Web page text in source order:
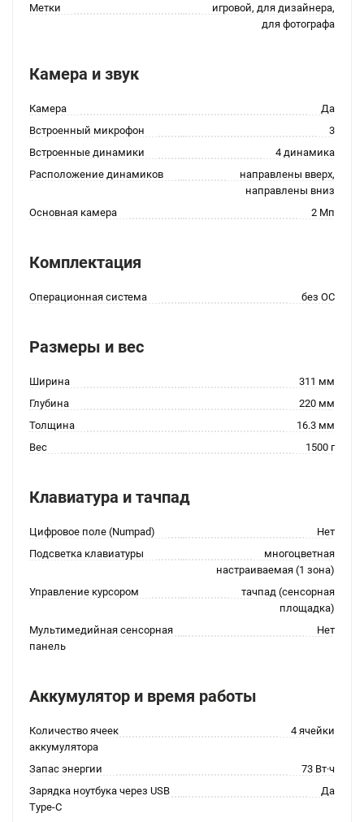
Метки
игровой, для дизайнера,
для фотографа
Камера и звук
Камера
Да
Встроенный микрофон
3
Встроенные динамики
4 динамика
Расположение динамиков
направлены вверх,
направлены вниз
Основная камера
2 Мп
Комплектация
Операционная система без ОС
Размеры и вес
Ширина
311 мм
Глубина
220 мм
Толщина
16.3 мм
Вес
1500 г
Клавиатура и тачпад
Цифровое поле (Numpad)
Нет
Подсветка клавиатуры
многоцветная
настраиваемая (1 зона)
Управление курсором
тачпад (сенсорная
площадка)
Мультимедийная сенсорная
панель
Нет
Аккумулятор и время работы
Количество ячеек
аккумулятора
4 ячейки
Запас энергии
73 Вт·ч
Зарядка ноутбука через USB
Type-C
Да